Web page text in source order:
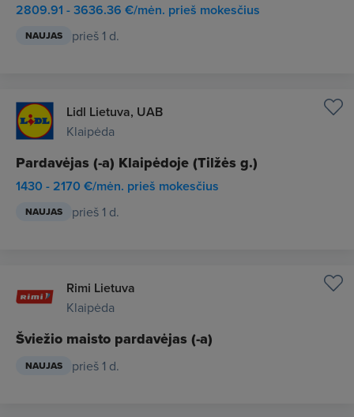
2809.91 - 3636.36 €/mėn. prieš mokesčius
NAUJAS prieš 1 d.
Lidl Lietuva, UAB
Klaipėda
Pardavėjas (-a) Klaipėdoje (Tilžės g.)
1430 - 2170 €/mėn. prieš mokesčius
NAUJAS prieš 1 d.
Rimi Lietuva
Klaipėda
Šviežio maisto pardavėjas (-a)
NAUJAS prieš 1 d.